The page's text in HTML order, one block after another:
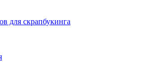
для скрапбукинга